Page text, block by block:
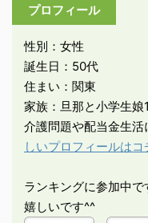
プロフィール
性別：女性
誕生日：50代
住まい：関東
家族：旦那と小学生娘
介護問題や配当金生
しいプロフィールはコ
ランキングに参加中
嬉しいです^^